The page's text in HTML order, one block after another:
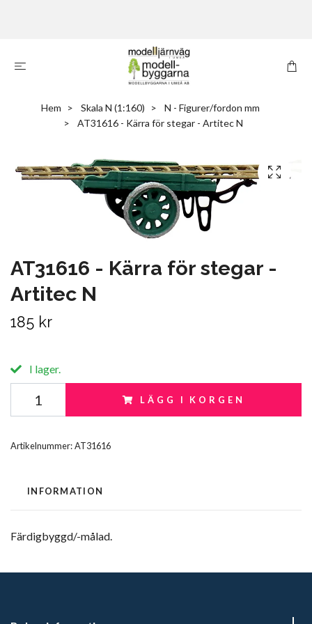
Hem Skala N (1:160)
N - Figurer/fordon mm
AT31616 - Kärra för stegar - Artitec N
AT31616 - Kärra för stegar -
Artitec N
185 kr
I lager.
LÄGG I KORGEN
Artikelnummer:AT31616
INFORMATION
Färdigbyggd/-målad.